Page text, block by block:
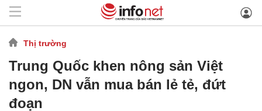
Thị trường
Trung Quốc khen nông sản Việt
ngon, DN vẫn mua bán lẻ tẻ, đứt
đoạn